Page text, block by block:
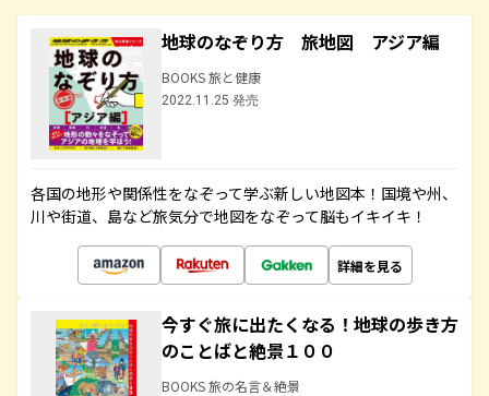
地球のなぞり方 旅地図 アジア編
BOOKS 旅と健康
2022.11.25 発売
各国の地形や関係性をなぞって学ぶ新しい地図本！国境や州、
川や街道、島など旅気分で地図をなぞって脳もイキイキ！
詳細を見る
今すぐ旅に出たくなる！地球の歩き方
のことばと絶景１００
BOOKS 旅の名言＆絶景